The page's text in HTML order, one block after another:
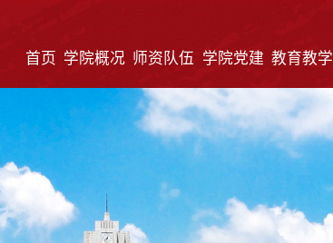
首页 学院概况 师资队伍 学院党建 教育教学